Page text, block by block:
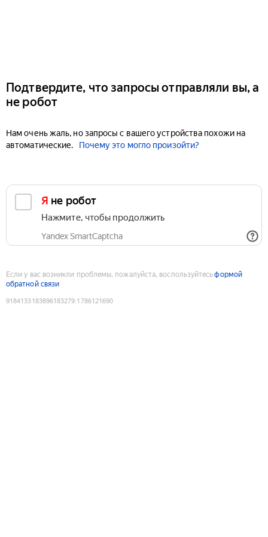
Подтвердите, что запросы отправляли вы, а
не робот
Нам очень жаль, но запросы с вашего устройства похожи на
автоматические.
Почему это могло произойти?
Я не робот
Нажмите, чтобы продолжить
Yandex SmartCaptcha
Если у вас возникли проблемы, пожалуйста, воспользуйтесьформой
обратной связи
9184133183896183279:1786121690